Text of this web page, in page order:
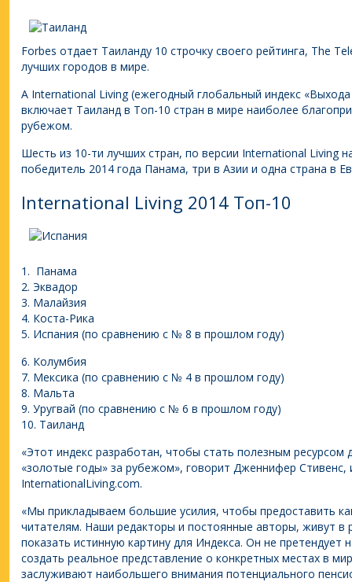
Forbes отдает Таиланду 10 строчку своего рейтинга, The
лучших городов в мире.
А International Living (ежегодный глобальный индекс
включает Таиланд в Топ-10 стран в мире наиболее
рубежом.
Шесть из 10-ти лучших стран, по версии International Living
победитель 2014 года Панама, три в Азии и одна страна в
International Living 2014 Топ-10
1. Панама
2. Эквадор
3. Малайзия
4. Коста-Рика
5. Испания (по сравнению с № 8 в прошлом году)
6. Колумбия
7. Мексика (по сравнению с № 4 в прошлом году)
8. Мальта
9. Уругвай (по сравнению с № 6 в прошлом году)
10. Таиланд
«Этот индекс разработан, чтобы стать полезным
«золотые годы» за рубежом», говорит Дженнифер Стивенс,
InternationalLiving.com.
«Мы прикладываем большие усилия, чтобы предоставить
читателям. Наши редакторы и постоянные авторы, живут в
показать истинную картину для Индекса. Он не претендует
создать реальное представление о конкретных местах в
заслуживают наибольшего внимания потенциального